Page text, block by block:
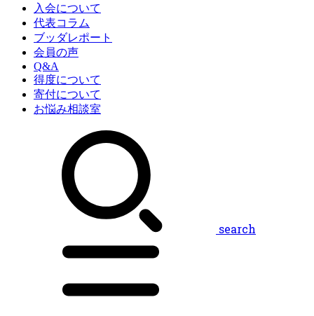
入会について
代表コラム
ブッダレポート
会員の声
Q&A
得度について
寄付について
お悩み相談室
search